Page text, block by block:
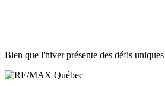
Bien que l'hiver présente des défis